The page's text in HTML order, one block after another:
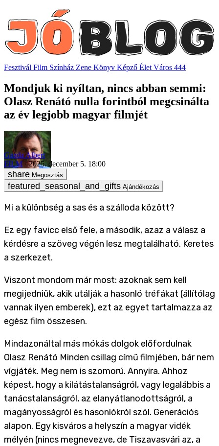
Fesztivál Film Színház Zene Könyv Képző Élet Város 444
Mondjuk ki nyíltan, nincs abban semmi:
Olasz Renátó nulla forintból megcsinálta
az év legjobb magyar filmjét
Gazda Albert
FILM
2025. december 5. 18:00
Megosztás
Ajándékozás
Mi a különbség a sas és a szálloda között?
Ez egy favicc első fele, a második, azaz a válasz a
kérdésre a szöveg végén lesz megtalálható. Keretes
a szerkezet.
Viszont mondom már most: azoknak sem kell
megijedniük, akik utálják a hasonló tréfákat (állítólag
vannak ilyen emberek), ezt az egyet tartalmazza az
egész film összesen.
Mindazonáltal más mókás dolgok előfordulnak
Olasz Renátó Minden csillag című filmjében, bár nem
vígjáték. Meg nem is szomorú. Annyira. Ahhoz
képest, hogy a kilátástalanságról, vagy legalábbis a
tanácstalanságról, az elanyátlanodottságról, a
magányosságról és hasonlókról szól. Generációs
alapon. Egy kisváros a helyszín a magyar vidék
mélyén (nincs megnevezve, de Tiszavasvári az, a